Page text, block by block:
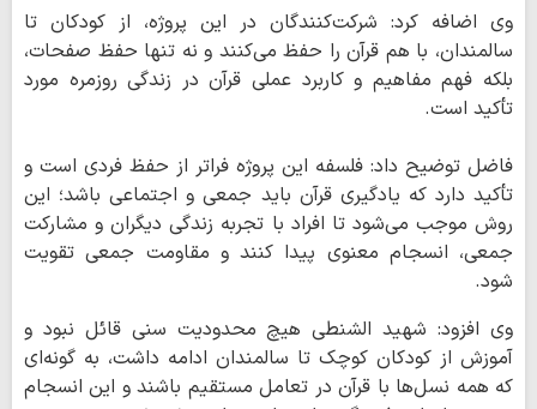
وی اضافه کرد: شرکت‌کنندگان در این پروژه، از کودکان تا
سالمندان، با هم قرآن را حفظ می‌کنند و نه تنها حفظ صفحات،
بلکه فهم مفاهیم و کاربرد عملی قرآن در زندگی روزمره مورد
تأکید است.
فاضل توضیح داد: فلسفه این پروژه فراتر از حفظ فردی است و
تأکید دارد که یادگیری قرآن باید جمعی و اجتماعی باشد؛ این
روش موجب می‌شود تا افراد با تجربه زندگی دیگران و مشارکت
جمعی، انسجام معنوی پیدا کنند و مقاومت جمعی تقویت
شود.
وی افزود: شهید الشنطی هیچ محدودیت سنی قائل نبود و
آموزش از کودکان کوچک تا سالمندان ادامه داشت، به گونه‌ای
که همه نسل‌ها با قرآن در تعامل مستقیم باشند و این انسجام